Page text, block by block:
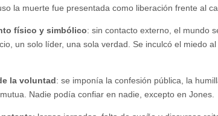
la muerte fue presentada como liberación frente al
físico y simbólico: sin contacto externo, el mundo
un solo líder, una sola verdad. Se inculcó el miedo al
la voluntad: se imponía la confesión pública, la
Nadie podía confiar en nadie, excepto en Jones.